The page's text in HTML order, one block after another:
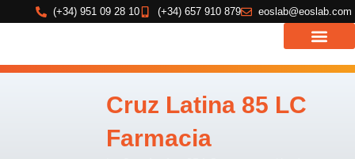
contenido
(+34) 951 09 28 10 (+34) 657 910 879 eoslab@eoslab.com
Cruz Latina 85 LC
Farmacia